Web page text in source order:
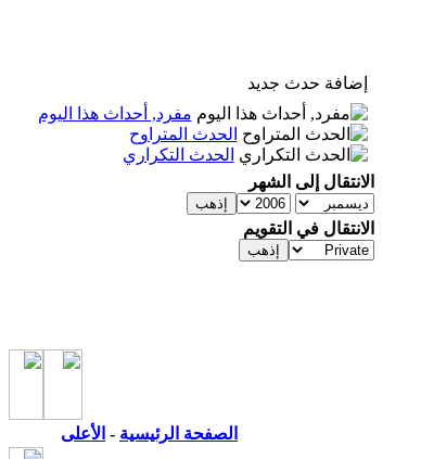
إضافة حدث جديد
مفرد, أحداث هذا اليوم
الحدث المتراوح
الحدث التكراري
الانتقال إلى الشهر
الانتقال في التقويم
الصفحة الرئيسية - الأعلى